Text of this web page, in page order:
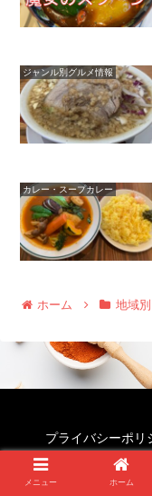
ジャンル別グルメ情報
カレー・スープカレー
ホーム 地域
プライバシーポリ
©
メニュー ホーム